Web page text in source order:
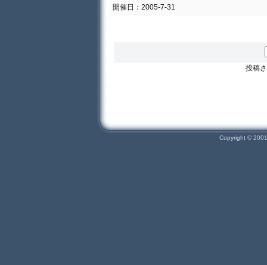
開催日：2005-7-31
投稿
Copyright ©